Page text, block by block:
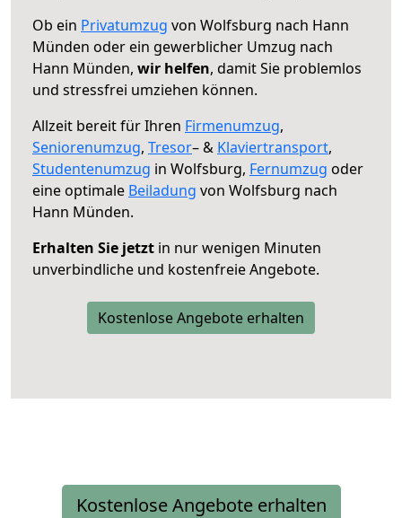
Ob ein Privatumzug von Wolfsburg nach Hann
Münden oder ein gewerblicher Umzug nach
Hann Münden, wir helfen, damit Sie problemlos
und stressfrei umziehen können.
Allzeit bereit für Ihren Firmenumzug,
Seniorenumzug, Tresor– & Klaviertransport,
Studentenumzug in Wolfsburg, Fernumzug oder
eine optimale Beiladung von Wolfsburg nach
Hann Münden.
Erhalten Sie jetzt in nur wenigen Minuten
unverbindliche und kostenfreie Angebote.
Kostenlose Angebote erhalten
Kostenlose Angebote erhalten